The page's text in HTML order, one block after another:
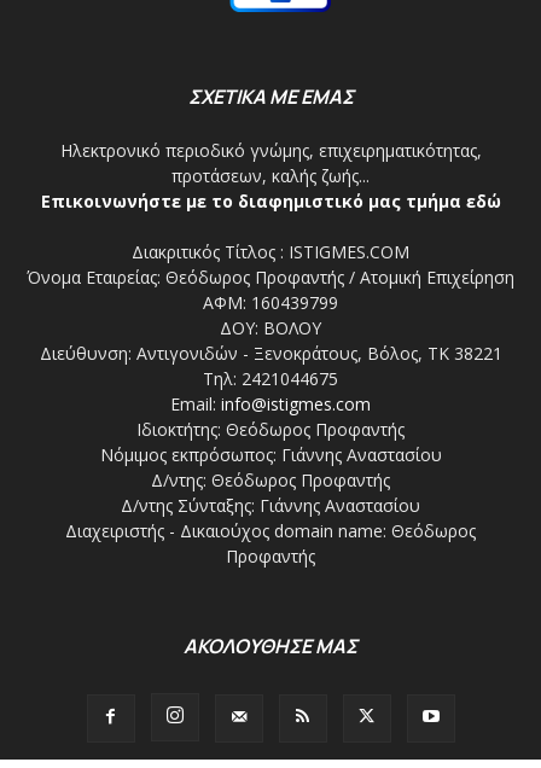
ΣΧΕΤΙΚΑ ΜΕ ΕΜΑΣ
Ηλεκτρονικό περιοδικό γνώμης, επιχειρηματικότητας,
προτάσεων, καλής ζωής...
Επικοινωνήστε με το διαφημιστικό μας τμήμα εδώ
Διακριτικός Τίτλος : ISTIGMES.COM
Όνομα Εταιρείας: Θεόδωρος Προφαντής / Ατομική Επιχείρηση
ΑΦΜ: 160439799
ΔΟΥ: ΒΟΛΟΥ
Διεύθυνση: Αντιγονιδών - Ξενοκράτους, Βόλος, ΤΚ 38221
Τηλ: 2421044675
Email: info@istigmes.com
Ιδιοκτήτης: Θεόδωρος Προφαντής
Νόμιμος εκπρόσωπος: Γιάννης Αναστασίου
Δ/ντης: Θεόδωρος Προφαντής
Δ/ντης Σύνταξης: Γιάννης Αναστασίου
Διαχειριστής - Δικαιούχος domain name: Θεόδωρος
Προφαντής
ΑΚΟΛΟΥΘΗΣΕ ΜΑΣ